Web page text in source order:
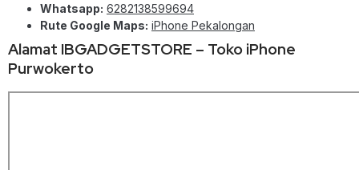
Whatsapp: 6282138599694
Rute Google Maps: iPhone Pekalongan
Alamat IBGADGETSTORE – Toko iPhone
Purwokerto